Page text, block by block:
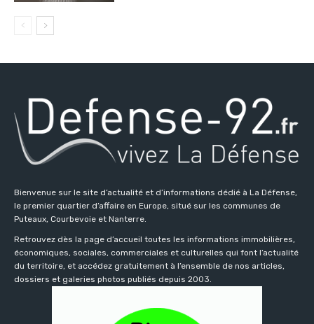
Bienvenue sur le site d’actualité et d’informations dédié à La Défense,
le premier quartier d’affaire en Europe, situé sur les communes de
Puteaux, Courbevoie et Nanterre.
Retrouvez dès la page d’accueil toutes les informations immobilières,
économiques, sociales, commerciales et culturelles qui font l’actualité
du territoire, et accédez gratuitement à l’ensemble de nos articles,
dossiers et galeries photos publiés depuis 2003.